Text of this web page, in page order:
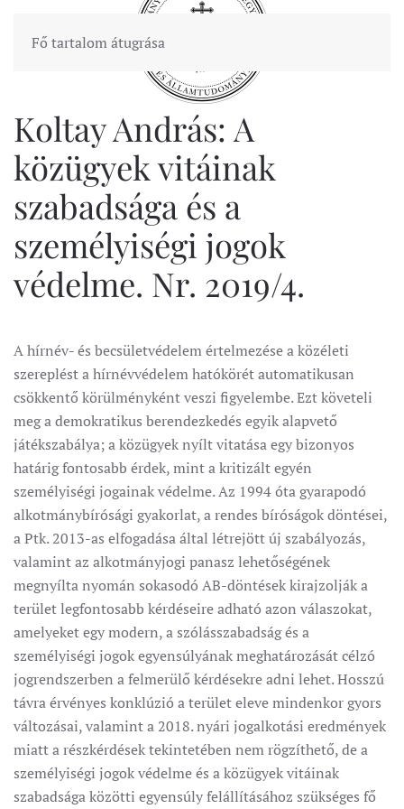
Fő tartalom átugrása
Koltay András: A
közügyek vitáinak
szabadsága és a
személyiségi jogok
védelme. Nr. 2019/4.
A hírnév- és becsületvédelem értelmezése a közéleti
szereplést a hírnévvédelem hatókörét automatikusan
csökkentő körülményként veszi figyelembe. Ezt követeli
meg a demokratikus berendezkedés egyik alapvető
játékszabálya; a közügyek nyílt vitatása egy bizonyos
határig fontosabb érdek, mint a kritizált egyén
személyiségi jogainak védelme. Az 1994 óta gyarapodó
alkotmánybírósági gyakorlat, a rendes bíróságok döntései,
a Ptk. 2013-as elfogadása által létrejött új szabályozás,
valamint az alkotmányjogi panasz lehetőségének
megnyílta nyomán sokasodó AB-döntések kirajzolják a
terület legfontosabb kérdéseire adható azon válaszokat,
amelyeket egy modern, a szólásszabadság és a
személyiségi jogok egyensúlyának meghatározását célzó
jogrendszerben a felmerülő kérdésekre adni lehet. Hosszú
távra érvényes konklúzió a terület eleve mindenkor gyors
változásai, valamint a 2018. nyári jogalkotási eredmények
miatt a részkérdések tekintetében nem rögzíthető, de a
személyiségi jogok védelme és a közügyek vitáinak
szabadsága közötti egyensúly felállításához szükséges fő